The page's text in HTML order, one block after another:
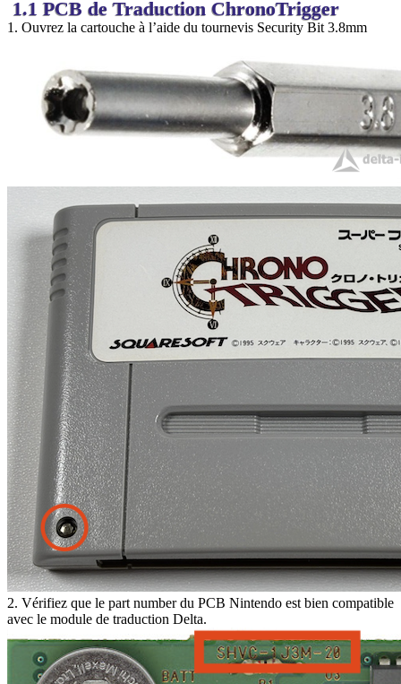
1.1 PCB de Traduction ChronoTrigger
1. Ouvrez la cartouche à l’aide du tournevis Security Bit 3.8mm
2. Vérifiez que le part number du PCB Nintendo est bien compatible
avec le module de traduction Delta.